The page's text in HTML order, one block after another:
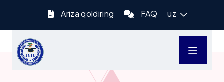
Ariza qoldiring FAQ uz